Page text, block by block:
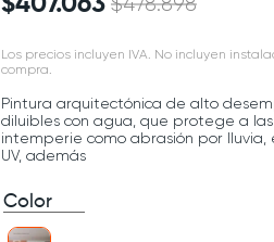
Los precios incluyen IVA. No incluyen
compra.
Pintura arquitectónica de alto
diluibles con agua, que protege a
intemperie como abrasión por lluvia,
UV, además
Color